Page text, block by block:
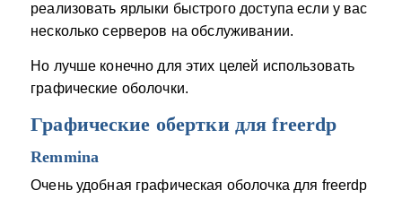
реализовать ярлыки быстрого доступа если у вас
несколько серверов на обслуживании.
Но лучше конечно для этих целей использовать
графические оболочки.
Графические обертки для freerdp
Remmina
Очень удобная графическая оболочка для freerdp